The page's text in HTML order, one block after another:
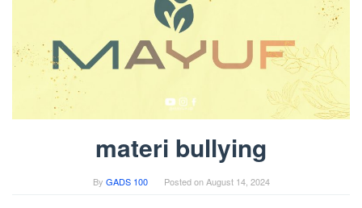
materi bullying
By GADS 100 Posted onAugust 14, 2024